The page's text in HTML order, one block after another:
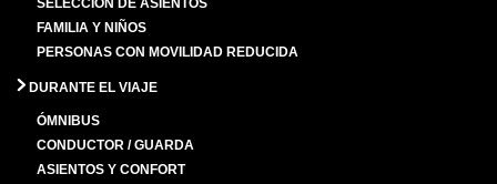
SELECCIÓN DE ASIENTOS
FAMILIA Y NIÑOS
PERSONAS CON MOVILIDAD REDUCIDA
DURANTE EL VIAJE
ÓMNIBUS
CONDUCTOR / GUARDA
ASIENTOS Y CONFORT